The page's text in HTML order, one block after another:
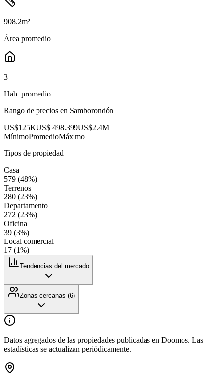
908.2m²
Área promedio
3
Hab. promedio
Rango de precios en Samborondón
US$125KUS$ 498.399US$2.4M
MínimoPromedioMáximo
Tipos de propiedad
Casa
579 (48%)
Terrenos
280 (23%)
Departamento
272 (23%)
Oficina
39 (3%)
Local comercial
17 (1%)
Tendencias del mercado
Zonas cercanas (6)
Datos agregados de las propiedades publicadas en Doomos. Las
estadísticas se actualizan periódicamente.